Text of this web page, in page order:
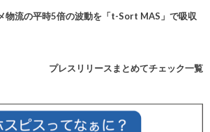
物流の平時5倍の波動を「t-Sort MAS」で吸収
プレスリリースまとめてチェック一覧